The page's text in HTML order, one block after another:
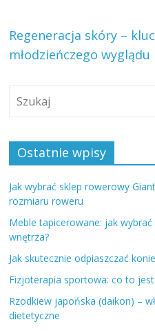
Regeneracja skóry –
młodzieńczego wyglądu
Ostatnie wpisy
Jak wybrać sklep rowerowy
rozmiaru roweru
Meble tapicerowane: jak
wnętrza?
Jak skutecznie odpiaszczać
Fizjoterapia sportowa: co to
Rzodkiew japońska (daikon) –
dietetyczne